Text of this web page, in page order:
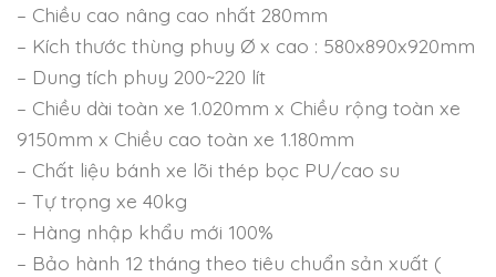
– Chiều cao nâng cao nhất 280mm
– Kích thước thùng phuy Ø x cao : 580x890x920mm
– Dung tích phuy 200~220 lít
– Chiều dài toàn xe 1.020mm x Chiều rộng toàn xe
9150mm x Chiều cao toàn xe 1.180mm
– Chất liệu bánh xe lõi thép bọc PU/cao su
– Tự trọng xe 40kg
– Hàng nhập khẩu mới 100%
– Bảo hành 12 tháng theo tiêu chuẩn sản xuất (